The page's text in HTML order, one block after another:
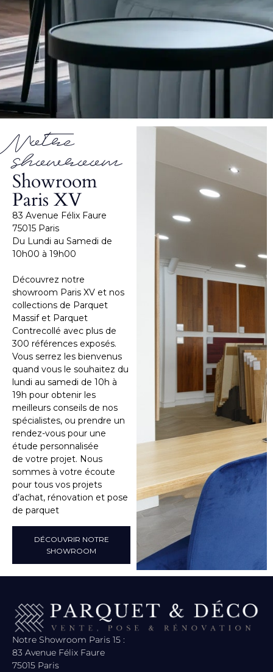
Notre
showroom
Showroom
Paris XV
83 Avenue Félix Faure
75015 Paris
Du Lundi au Samedi de
10h00 à 19h00
Découvrez notre
showroom Paris XV et nos
collections de Parquet
Massif et Parquet
Contrecollé avec plus de
300 références exposés.
Vous serrez les bienvenus
quand vous le souhaitez du
lundi au samedi de 10h à
19h pour obtenir les
meilleurs conseils de nos
spécialistes, ou prendre un
rendez-vous pour une
étude personnalisée
de votre projet. Nous
sommes à votre écoute
pour tous vos projets
d’achat, rénovation et pose
de parquet
DÉCOUVRIR NOTRE
SHOWROOM
Notre Showroom Paris 15 :
83 Avenue Félix Faure
75015 Paris